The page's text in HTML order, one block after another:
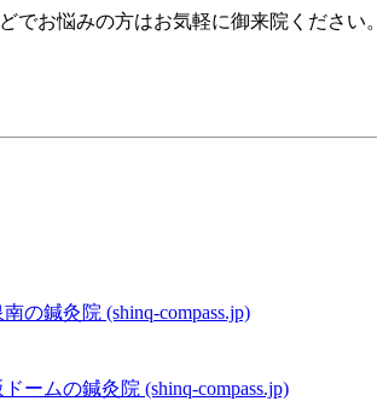
でお悩みの方はお気軽に御来院ください。
鍼灸院 (shinq-compass.jp)
ームの鍼灸院 (shinq-compass.jp)